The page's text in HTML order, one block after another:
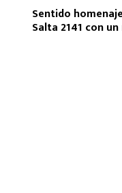
Sentido
Salta 2141 con